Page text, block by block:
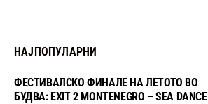
НАЈПОПУЛАРНИ
ФЕСТИВАЛСКО ФИНАЛЕ НА ЛЕТОТО ВО
БУДВА: EXIT 2 MONTENEGRO – SEA DANCE